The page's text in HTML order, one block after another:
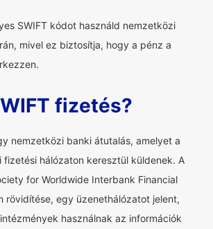
SWIFT kódot használd nemzetközi
mivel ez biztosítja, hogy a pénz a
fizetés?
nemzetközi banki átutalás, amelyet a
fizetési hálózaton keresztül küldenek. A
for Worldwide Interbank Financial
rövidítése, egy üzenethálózatot jelent,
használnak az információk